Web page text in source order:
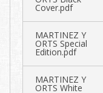
Cover.pdf
MARTINEZ Y
ORTS Special
Edition.pdf
MARTINEZ Y
ORTS White